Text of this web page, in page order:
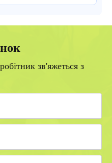
зв'яжеться з